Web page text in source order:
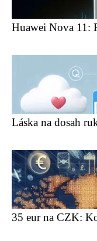
Huawei Nova 11:
Láska na dosah
35 eur na CZK: